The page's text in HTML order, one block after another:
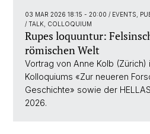
03 MAR 2026 18:15 - 20:00 / EVENTS,
/ TALK, COLLOQUIUM
Rupes loquuntur:
römischen Welt
Vortrag von Anne Kolb (Zürich)
Kolloquiums «Zur neueren
Geschichte» sowie der
2026.